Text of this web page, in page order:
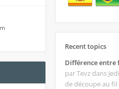
Recent topics
par Tevz dans
de découpe au fil